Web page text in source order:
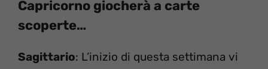
Capricorno giocherà a carte
scoperte…
Sagittario: L’inizio di questa settimana vi